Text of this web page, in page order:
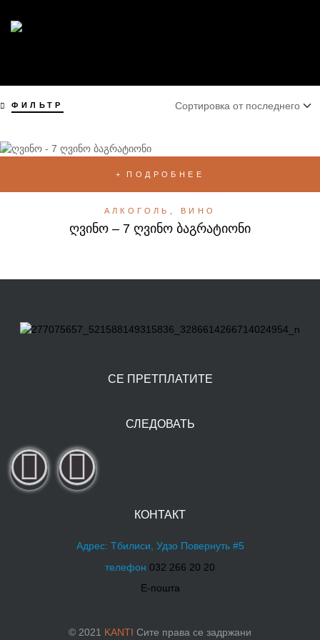
ФИЛЬТР
ПОДРОБНЕЕ
АЛКОГОЛЬ ВИНО
ღვინო – 7 ღვინო ბაგრატიონი
СЕ ПРЕТПЛАТИТЕ
СЛЕДОВАТЬ
КОНТАКТ
Адрес: Тбилиси, Удзо Повернуть #5
телефон 032 266 20 20
Е-пошта
© 2021 KANTI Сите права се задржани